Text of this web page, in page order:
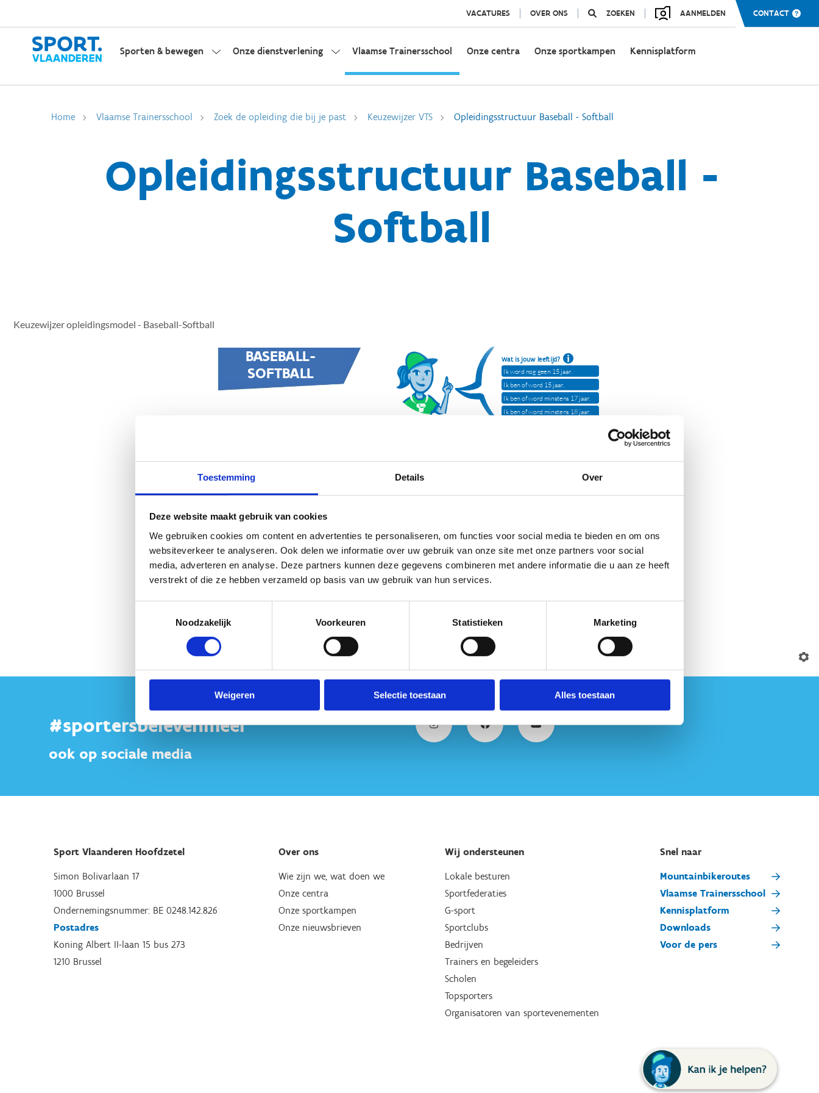
Toestemming Details Over
Deze website maakt gebruik van cookies
We gebruiken cookies om content en advertenties te personaliseren, om functies voor social media te bieden en om ons
websiteverkeer te analyseren. Ook delen we informatie over uw gebruik van onze site met onze partners voor social
media, adverteren en analyse. Deze partners kunnen deze gegevens combineren met andere informatie die u aan ze heeft
verstrekt of die ze hebben verzameld op basis van uw gebruik van hun services.
Noodzakelijk
Voorkeuren Statistieken Marketing
Weigeren Selectie toestaan Alles toestaan
VACATURES OVER ONS ZOEKEN AANMELDEN CONTACT
Sporten & bewegen Onze dienstverlening Vlaamse Trainersschool Onze centra Onze sportkampen Kennisplatform
Home Vlaamse Trainersschool Zoek de opleiding die bij je past Keuzewijzer VTS Opleidingsstructuur Baseball - Softball
Opleidingsstructuur Baseball -
Softball
#sportersbelevenmeer
ook op sociale media
Sport Vlaanderen Hoofdzetel
Simon Bolivarlaan 17
1000 Brussel
Ondernemingsnummer: BE 0248.142.826
Postadres
Koning Albert II-laan 15 bus 273
1210 Brussel
Over ons
Wie zijn we, wat doen we
Onze centra
Onze sportkampen
Onze nieuwsbrieven
Wij ondersteunen
Lokale besturen
Sportfederaties
G-sport
Sportclubs
Bedrijven
Trainers en begeleiders
Scholen
Topsporters
Organisatoren van sportevenementen
Snel naar
Mountainbikeroutes
Vlaamse Trainersschool
Kennisplatform
Downloads
Voor de pers